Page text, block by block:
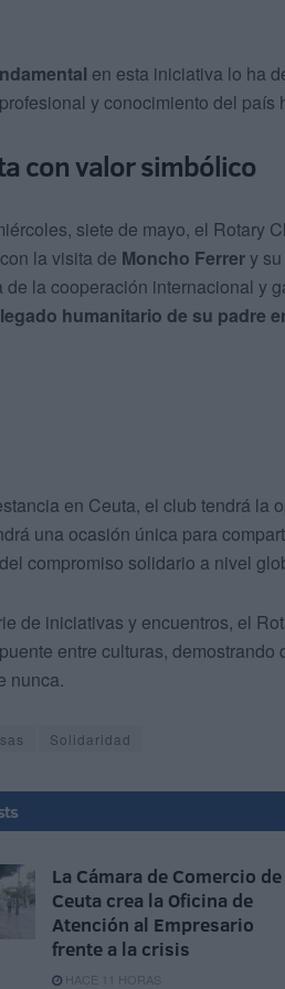
en esta iniciativa lo ha
y conocimiento del
con valor simbólico
siete de mayo, el Rotary
la visita de Moncho Ferrery
de la cooperación internacional y
humanitario de su padre
en Ceuta, el club tendrá la
una ocasión única para
compromiso solidario a nivel
de iniciativas y encuentros, el
entre culturas,
nunca.
Solidaridad
La Cámara de Comercio de
Ceuta crea la Oficina de
Atención al Empresario
frente a la crisis
HACE 11 HORAS